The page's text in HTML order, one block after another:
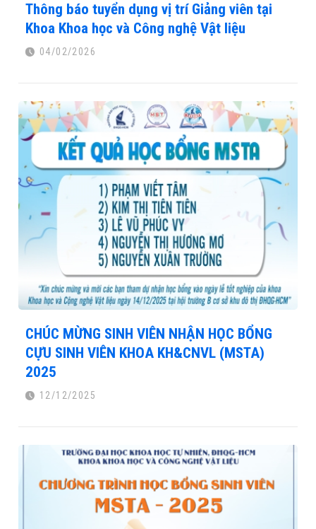
Thông báo tuyển dụng vị trí Giảng viên tại
Khoa Khoa học và Công nghệ Vật liệu
04/02/2026
CHÚC MỪNG SINH VIÊN NHẬN HỌC BỔNG
CỰU SINH VIÊN KHOA KH&CNVL (MSTA)
2025
12/12/2025